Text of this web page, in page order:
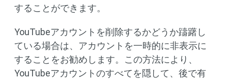
することができます。
YouTubeアカウントを削除するかどうか躊躇し
ている場合は、アカウントを一時的に非表示に
することをお勧めします。この方法により、
YouTubeアカウントのすべてを隠して、後で有